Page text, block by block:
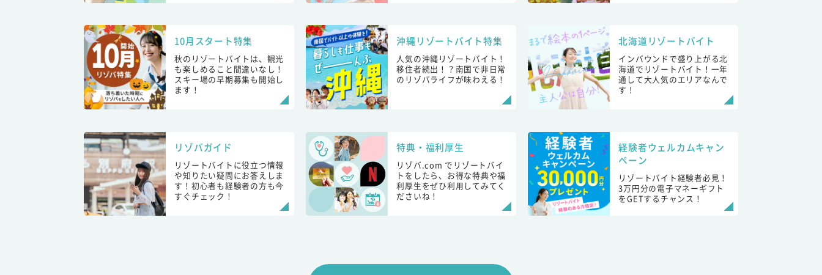
10月スタート特集
秋のリゾートバイトは、観光
も楽しめること間違いなし！
スキー場の早期募集も開始し
ます！
沖縄リゾートバイト特集
人気の沖縄リゾートバイト！
移住者続出！？南国で非日常
のリゾバライフが味わえる！
北海道リゾートバイト
インバウンドで盛り上がる北
海道でリゾートバイト！一年
通して大人気のエリアなんで
す！
リゾバガイド
リゾートバイトに役立つ情報
や知りたい疑問にお答えしま
す！初心者も経験者の方も今
すぐチェック！
特典・福利厚生
リゾバ.com でリゾートバイ
トをしたら、お得な特典や福
利厚生をぜひ利用してみてく
ださいね！
経験者ウェルカムキャン
ペーン
リゾートバイト経験者必見！
3万円分の電子マネーギフト
をGETするチャンス！